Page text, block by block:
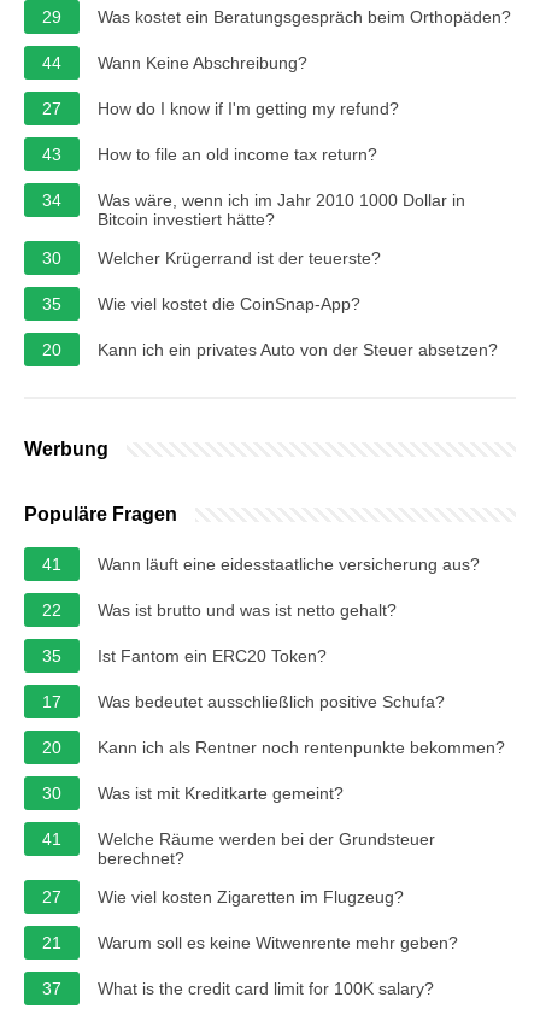
29 Was kostet ein Beratungsgespräch beim Orthopäden?
44 Wann Keine Abschreibung?
27 How do I know if I'm getting my refund?
43 How to file an old income tax return?
34
Was wäre, wenn ich im Jahr 2010 1000 Dollar in
Bitcoin investiert hätte?
30
Welcher Krügerrand ist der teuerste?
35 Wie viel kostet die CoinSnap-App?
20 Kann ich ein privates Auto von der Steuer absetzen?
Werbung
Populäre Fragen
41 Wann läuft eine eidesstaatliche versicherung aus?
22 Was ist brutto und was ist netto gehalt?
35 Ist Fantom ein ERC20 Token?
17 Was bedeutet ausschließlich positive Schufa?
20 Kann ich als Rentner noch rentenpunkte bekommen?
30 Was ist mit Kreditkarte gemeint?
41
Welche Räume werden bei der Grundsteuer
berechnet?
27
Wie viel kosten Zigaretten im Flugzeug?
21 Warum soll es keine Witwenrente mehr geben?
37 What is the credit card limit for 100K salary?